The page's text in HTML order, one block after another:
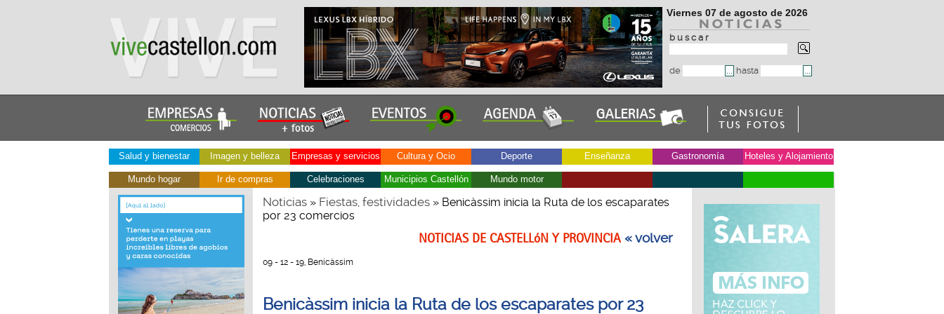
Viernes 07 de agosto de 2026
b u s c a r
de hasta
Salud y bienestar Imagen y belleza Empresas y servicios Cultura y Ocio Deporte Enseñanza Gastronomía Hoteles y Alojamiento
Mundo hogar Ir de compras Celebraciones Municipios Castellón Mundo motor
Noticias» Fiestas, festividades» Benicàssim inicia la Ruta de los escaparates
por 23 comercios
NOTICIAS DE CASTELLóN Y PROVINCIA« volver
09 - 12 - 19, Benicàssim
Benicàssim inicia la Ruta de los escaparates por 23